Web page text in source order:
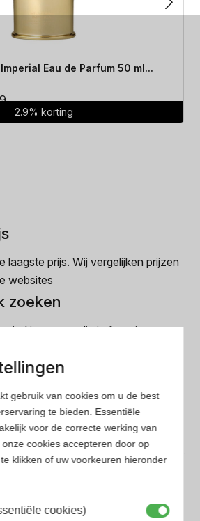
Eau de Parfum 50 ml...
Huidige
prijs
2.9% korting
laagste prijs. Wij vergelijken prijzen
websites
zoeken
vind je eenvoudig je favoriete
en geld
voor je verzameld zodat jij
kwijt bent
gebruik van cookies om u de best
te bieden. Essentiële
voor de correcte werking van
cookies accepteren door op
klikken of uw voorkeuren hieronder
cookies)